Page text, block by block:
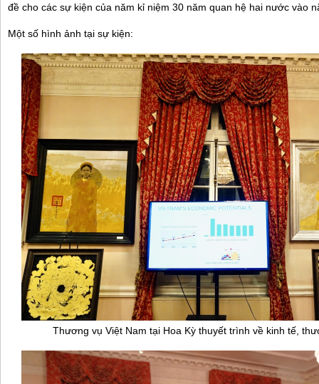
đề cho các sự kiện của năm kỉ niệm 30 năm quan hệ hai nước vào
Một số hình ảnh tại sự kiện:
Thương vụ Việt Nam tại Hoa Kỳ thuyết trình về kinh tế,